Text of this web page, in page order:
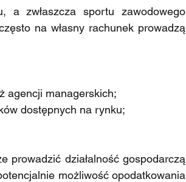
a zwłaszcza sportu zawodowego
na własny rachunek prowadzą
agencji managerskich;
dostępnych na rynku;
prowadzić działalność gospodarczą
możliwość opodatkowania